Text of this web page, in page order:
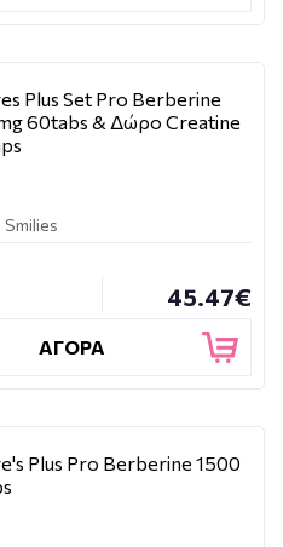
Plus Set Pro Berberine
60tabs & Δώρο Creatine
Smilies
45.47€
ΑΓΟΡΑ
Plus Pro Berberine 1500